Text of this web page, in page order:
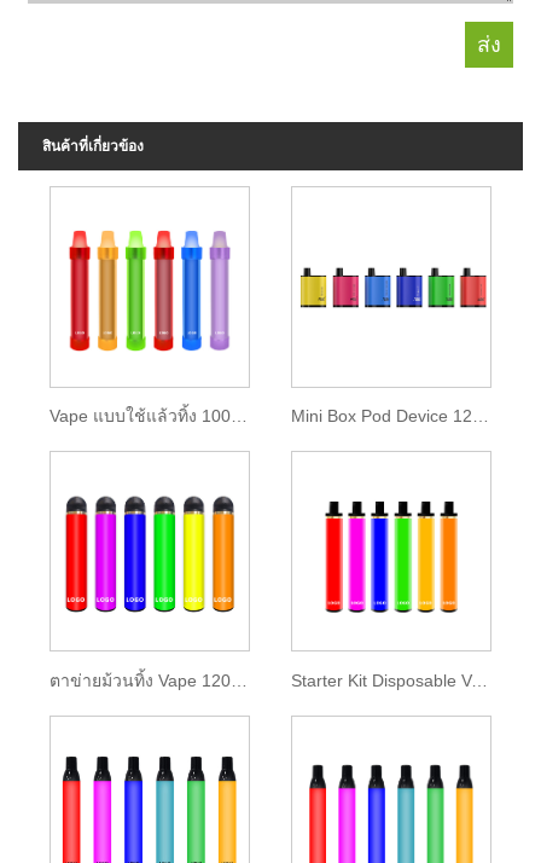
สินค้าที่เกี่ยวข้อง
Vape แบบใช้แล้วทิ้ง 1000puffs
ตาข่ายม้วนทิ้ง Vape 1200 Puffs Starter Kit Disposable Vape 1200 พัฟ